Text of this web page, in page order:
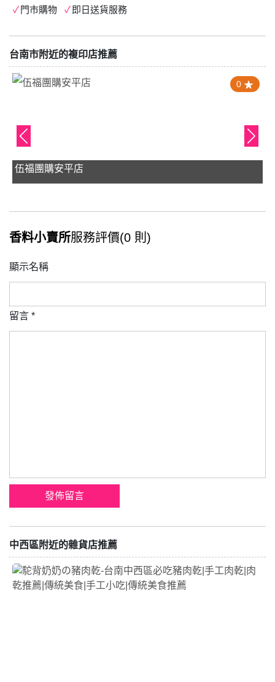
門市購物 即日送貨服務
台南市附近的複印店推薦
0
伍福團購安平店
香料小賣所服務評價(0 則)
顯示名稱
留言 *
中西區附近的雜貨店推薦